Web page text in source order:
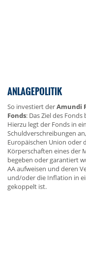
ANLAGEPOLITIK
So investiert derAmundi
Fonds: Das Ziel des
Hierzu legt der Fonds in
Schuldverschreibungen
Europäischen Union oder
Körperschaften eines der
begeben oder garantiert
AA aufweisen und deren
und/oder die Inflation in
gekoppelt ist.